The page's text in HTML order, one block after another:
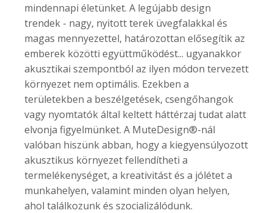
mindennapi életünket. A legújabb design
trendek - nagy, nyitott terek üvegfalakkal és
magas mennyezettel, határozottan elősegítik az
emberek közötti együttműködést... ugyanakkor
akusztikai szempontból az ilyen módon tervezett
környezet nem optimális. Ezekben a
területekben a beszélgetések, csengőhangok
vagy nyomtatók által keltett háttérzaj tudat alatt
elvonja figyelmünket. A MuteDesign®-nál
valóban hiszünk abban, hogy a kiegyensúlyozott
akusztikus környezet fellendítheti a
termelékenységet, a kreativitást és a jólétet a
munkahelyen, valamint minden olyan helyen,
ahol találkozunk és szocializálódunk.